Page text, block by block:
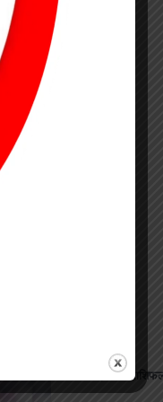
उनके
जानिए अपना